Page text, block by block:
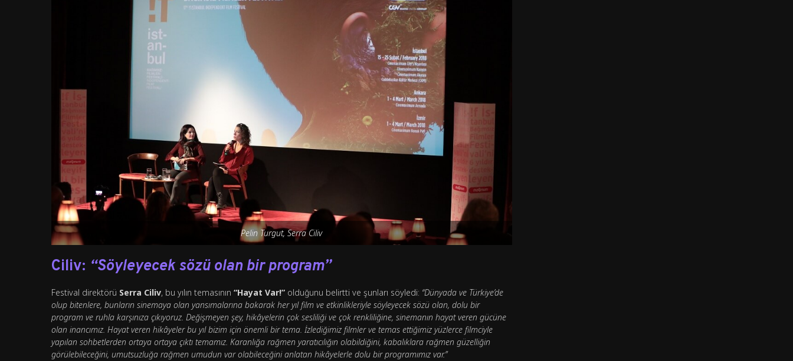
Pelin Turgut, Serra Ciliv
Ciliv: “Söyleyecek sözü olan bir program”
Festival direktörü Serra Ciliv, bu yılın temasının “Hayat Var!” olduğunu belirtti ve şunları söyledi: “Dünyada ve Türkiye’de
olup bitenlere, bunların sinemaya olan yansımalarına bakarak her yıl film ve etkinlikleriyle söyleyecek sözü olan, dolu bir
program ve ruhla karşınıza çıkıyoruz. Değişmeyen şey, hikâyelerin çok sesliliği ve çok renkliliğine, sinemanın hayat veren gücüne
olan inancımız. Hayat veren hikâyeler bu yıl bizim için önemli bir tema. İzlediğimiz filmler ve temas ettiğimiz yüzlerce filmciyle
yapılan sohbetlerden ortaya ortaya çıktı temamız. Karanlığa rağmen yaratıcılığın olabildiğini, kabalıklara rağmen güzelliğin
görülebileceğini, umutsuzluğa rağmen umudun var olabileceğini anlatan hikâyelerle dolu bir programımız var.”